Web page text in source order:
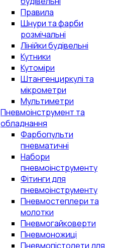
Правила
Шнури та фарби
розмічальні
Лінійки будівельні
Кутники
Кутоміри
Штангенциркулі та
мікрометри
Мультиметри
Пневмоінструмент та
обладнання
Фарбопульти
пневматичні
Набори
пневмоінструменту
Фітинги для
пневмоінструменту
Пневмостеплери та
молотки
Пневмогайковерти
Пневмоножиці
Пневмопістолети для